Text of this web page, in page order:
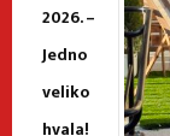
2026. –
Jedno
veliko
hvala!